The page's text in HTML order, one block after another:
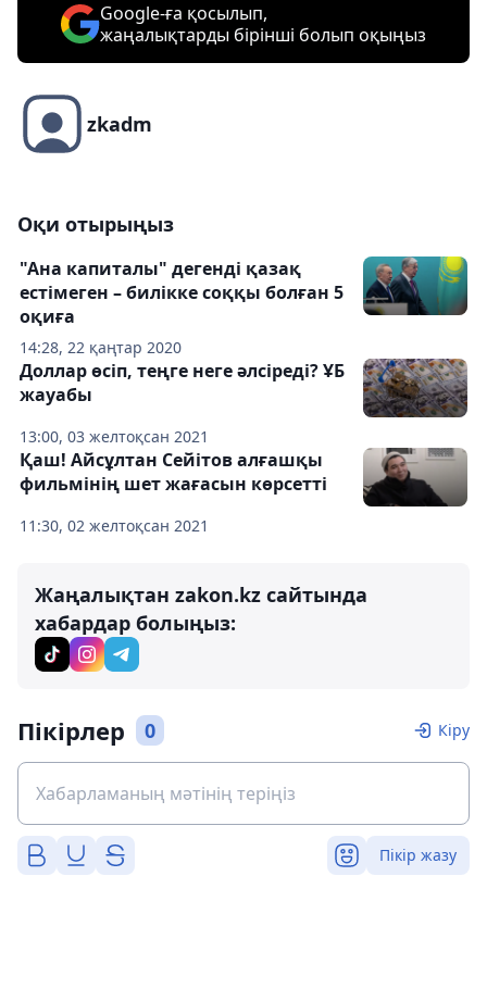
Google-ға қосылып,
жаңалықтарды бірінші болып оқыңыз
zkadm
Оқи отырыңыз
14:28, 22 қаңтар 2020
"Ана капиталы" дегенді қазақ
естімеген – билікке соққы болған 5
оқиға
13:00, 03 желтоқсан 2021
Доллар өсіп, теңге неге әлсіреді? ҰБ
жауабы
11:30, 02 желтоқсан 2021
Қаш! Айсұлтан Сейітов алғашқы
фильмінің шет жағасын көрсетті
Жаңалықтан zakon.kz сайтында
хабардар болыңыз:
Пікірлер 0 Кіру
Пікір жазу